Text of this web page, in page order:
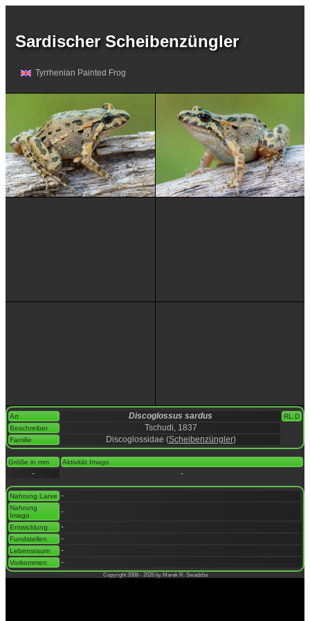
Sardischer Scheibenzüngler
Tyrrhenian Painted Frog
Art Discoglossus sardus
RL D
Beschreiber
Tschudi, 1837
Familie Discoglossidae (Scheibenzüngler)
Größe in mm Aktivität Imago
- -
Nahrung Larve -
Nahrung
Imago
-
Entwicklung -
Fundstellen -
Lebensraum -
Vorkommen -
Copyright 2008 - 2026 by Marek R. Swadzba